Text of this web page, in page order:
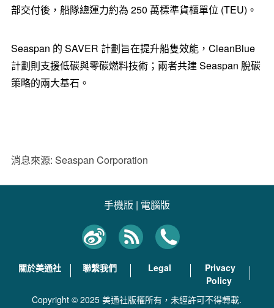
部交付後，船隊總運力約為 250 萬標準貨櫃單位 (TEU)。
Seaspan 的 SAVER 計劃旨在提升船隻效能，CleanBlue
計劃則支援低碳與零碳燃料技術；兩者共建 Seaspan 脫碳
策略的兩大基石。
消息來源: Seaspan Corporation
手機版 | 電腦版
關於美通社 聯繫我們 Legal
Privacy
Policy
Copyright © 2025 美通社版權所有，未經許可不得轉載.